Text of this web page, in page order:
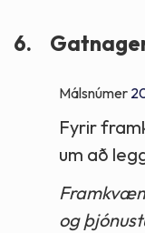
6.
Málsnúmer
Fyrir
um að
og